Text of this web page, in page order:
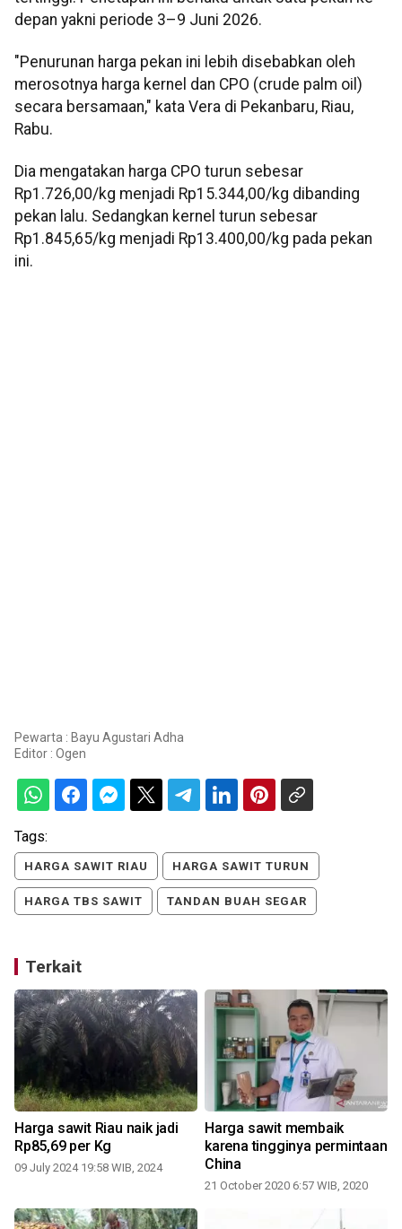
depan yakni periode 3–9 Juni 2026.
"Penurunan harga pekan ini lebih disebabkan oleh
merosotnya harga kernel dan CPO (crude palm oil)
secara bersamaan," kata Vera di Pekanbaru, Riau,
Rabu.
Dia mengatakan harga CPO turun sebesar
Rp1.726,00/kg menjadi Rp15.344,00/kg dibanding
pekan lalu. Sedangkan kernel turun sebesar
Rp1.845,65/kg menjadi Rp13.400,00/kg pada pekan
ini.
Pewarta : Bayu Agustari Adha
Editor : Ogen
Tags:
HARGA SAWIT RIAU HARGA SAWIT TURUN
HARGA TBS SAWIT TANDAN BUAH SEGAR
Terkait
Harga sawit Riau naik jadi
Rp85,69 per Kg
09 July 2024 19:58 WIB, 2024
Harga sawit membaik
karena tingginya permintaan
China
21 October 2020 6:57 WIB, 2020